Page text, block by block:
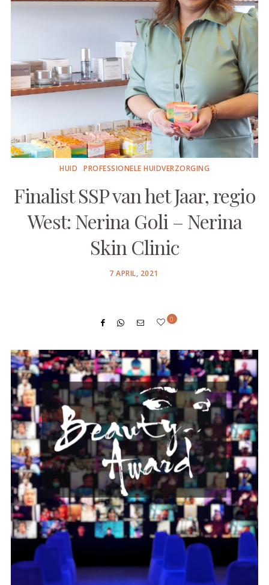
HUID PROFESSIONELE HUIDVERZORGING
Finalist SSP van het Jaar, regio
West: Nerina Goli – Nerina
Skin Clinic
POSTED
7 APRIL, 2021
0